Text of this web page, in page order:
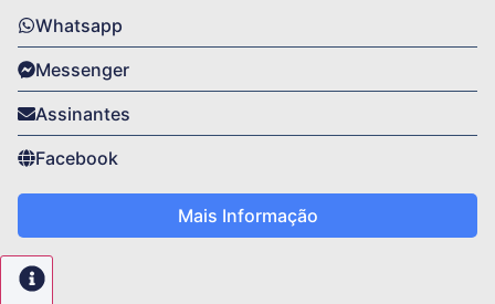
Whatsapp
Messenger
Assinantes
Facebook
Mais Informação